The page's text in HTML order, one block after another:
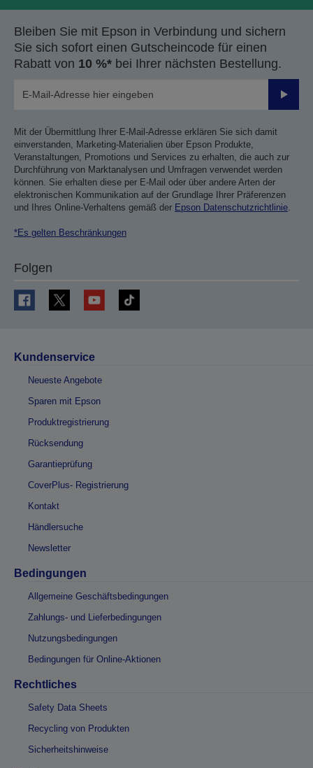
Bleiben Sie mit Epson in Verbindung und sichern
Sie sich sofort einen Gutscheincode für einen
Rabatt von 10 %* bei Ihrer nächsten Bestellung.
Mit der Übermittlung Ihrer E-Mail-Adresse erklären Sie sich damit
einverstanden, Marketing-Materialien über Epson Produkte,
Veranstaltungen, Promotions und Services zu erhalten, die auch zur
Durchführung von Marktanalysen und Umfragen verwendet werden
können. Sie erhalten diese per E-Mail oder über andere Arten der
elektronischen Kommunikation auf der Grundlage Ihrer Präferenzen
und Ihres Online-Verhaltens gemäß der Epson Datenschutzrichtlinie.
*Es gelten Beschränkungen
Folgen
Kundenservice
Neueste Angebote
Sparen mit Epson
Produktregistrierung
Rücksendung
Garantieprüfung
CoverPlus- Registrierung
Kontakt
Händlersuche
Newsletter
Bedingungen
Allgemeine Geschäftsbedingungen
Zahlungs- und Lieferbedingungen
Nutzungsbedingungen
Bedingungen für Online-Aktionen
Rechtliches
Safety Data Sheets
Recycling von Produkten
Sicherheitshinweise